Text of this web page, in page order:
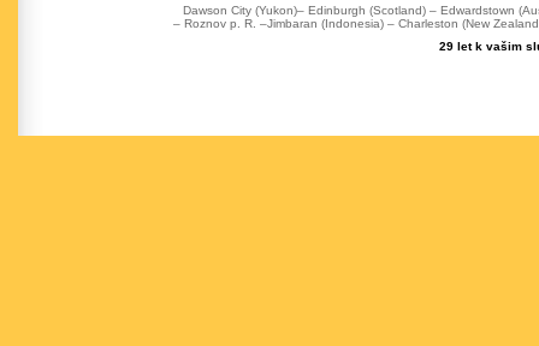
Dawson City (Yukon)– Edinburgh (Scotland) – Edwardstown
– Roznov p. R. –Jimbaran (Indonesia) – Charleston (New
29 let k vašim